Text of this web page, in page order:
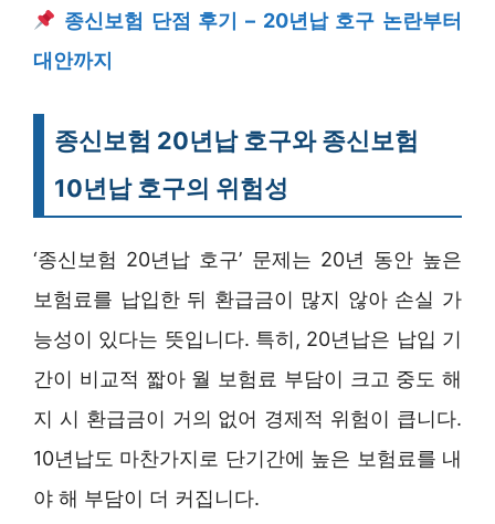
종신보험 단점 후기 – 20년납 호구 논란부터
대안까지
종신보험 20년납 호구와 종신보험
10년납 호구의 위험성
‘종신보험 20년납 호구’ 문제는 20년 동안 높은
보험료를 납입한 뒤 환급금이 많지 않아 손실 가
능성이 있다는 뜻입니다. 특히, 20년납은 납입 기
간이 비교적 짧아 월 보험료 부담이 크고 중도 해
지 시 환급금이 거의 없어 경제적 위험이 큽니다.
10년납도 마찬가지로 단기간에 높은 보험료를 내
야 해 부담이 더 커집니다.